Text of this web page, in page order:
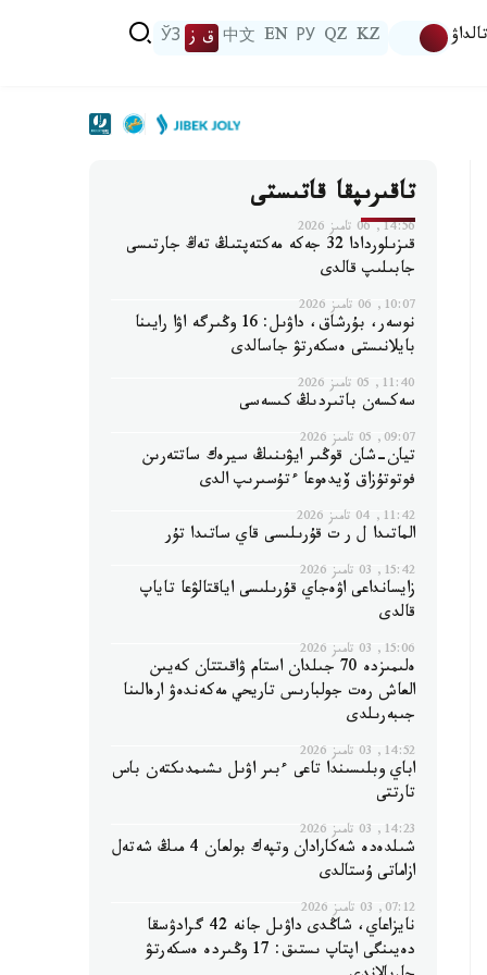
تالداۋ KZ
QZ
РУ
EN
中文 ق ز ЎЗ
تاقىرىپقا قاتىستى
14:56, 06 تامىز 2026
قىزىلوردادا 32 جەكە مەكتەپتىڭ تەڭ جارتىسى
جابىلىپ قالدى
10:07, 06 تامىز 2026
نوسەر، بۇرشاق، داۋىل: 16 وڭىرگە اۋا رايىنا
بايلانىستى ەسكەرتۋ جاسالدى
11:40, 05 تامىز 2026
سەكسەن باتىردىڭ كىسەسى
09:07, 05 تامىز 2026
تيان-شان قوڭىر ايۋىنىڭ سيرەك ساتتەرىن
فوتوتۇزاق ۆيدەوعا ءتۇسىرىپ الدى
11:42, 04 تامىز 2026
الماتىدا ل ر ت قۇرىلىسى قاي ساتىدا تۇر
15:42, 03 تامىز 2026
زايسانداعى اۋەجاي قۇرىلىسى اياقتالۋعا تاياپ
قالدى
15:06, 03 تامىز 2026
ەلىمىزدە 70 جىلدان استام ۋاقىتتان كەيىن
العاش رەت جولبارىس تاريحي مەكەندەۋ ارەالىنا
جىبەرىلدى
14:52, 03 تامىز 2026
اباي وبلىسىندا تاعى ءبىر اۋىل ىشىمدىكتەن باس
تارتتى
14:23, 03 تامىز 2026
شىلدەدە شەكارادان وتپەك بولعان 4 مىڭ شەتەل
ازاماتى ۇستالدى
07:12, 03 تامىز 2026
نايزاعاي، شاڭدى داۋىل جانە 42 گرادۋسقا
دەيىنگى اپتاپ ىستىق: 17 وڭىردە ەسكەرتۋ